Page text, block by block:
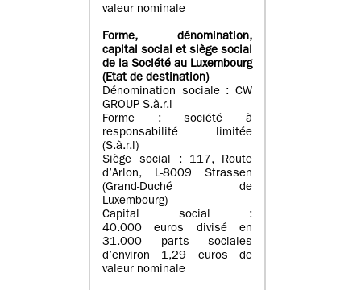
valeur nominale
Forme, dénomination,
capital social et siège social
de la Société au Luxembourg
(Etat de destination)
Dénomination sociale : CW
GROUP S.à.r.l
Forme : société à
responsabilité limitée
(S.à.r.l)
Siège social : 117, Route
d’Arlon, L-8009 Strassen
(Grand-Duché de
Luxembourg)
Capital social :
40.000 euros divisé en
31.000 parts sociales
d’environ 1,29 euros de
valeur nominale